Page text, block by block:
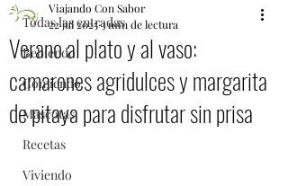
Todas las entradas
Bebiendo
Comiendo
Mascotas
Recetas
Viviendo
Verano al plato y al vaso:
camarones agridulces y margarita
de pitaya para disfrutar sin prisa
Viajando Con Sabor
22 jul 20253 min de lectura